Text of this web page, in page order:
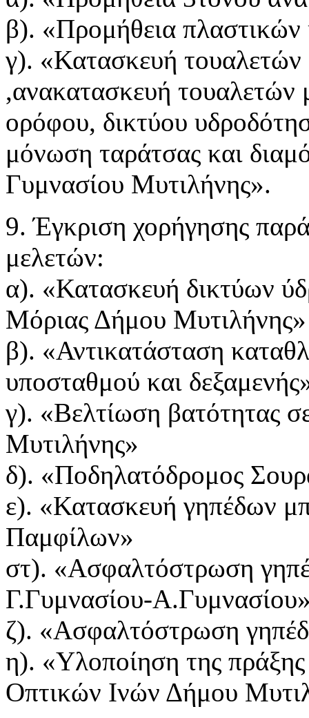
β). «Προμήθεια
γ). «Κατασκευή
,ανακατασκευή
ορόφου, δικτύου
μόνωση ταράτσας και
Γυμνασίου Μυτιλήνης».
9. Έγκριση χορήγησης
μελετών:
α). «Κατασκευή δικτύων
Μόριας Δήμου Μυτιλήνης»
β). «Αντικατάσταση
υποσταθμού και
γ). «Βελτίωση βατότητας
Μυτιλήνης»
δ). «Ποδηλατόδρομος
ε). «Κατασκευή γηπέδων
Παμφίλων»
στ). «Ασφαλτόστρωση
Γ.Γυμνασίου-
ζ). «Ασφαλτόστρωση
η). «Υλοποίηση της
Οπτικών Ινών Δήμου